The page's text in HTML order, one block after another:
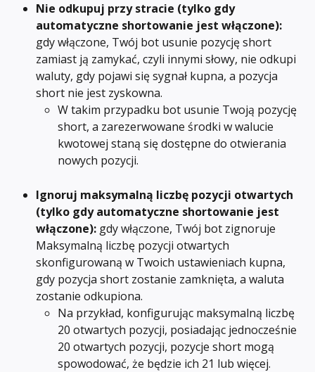
Nie odkupuj przy stracie (tylko gdy
automatyczne shortowanie jest włączone):
gdy włączone, Twój bot usunie pozycję short
zamiast ją zamykać, czyli innymi słowy, nie odkupi
waluty, gdy pojawi się sygnał kupna, a pozycja
short nie jest zyskowna.
W takim przypadku bot usunie Twoją pozycję
short, a zarezerwowane środki w walucie
kwotowej staną się dostępne do otwierania
nowych pozycji.
Ignoruj maksymalną liczbę pozycji otwartych
(tylko gdy automatyczne shortowanie jest
włączone): gdy włączone, Twój bot zignoruje
Maksymalną liczbę pozycji otwartych
skonfigurowaną w Twoich ustawieniach kupna,
gdy pozycja short zostanie zamknięta, a waluta
zostanie odkupiona.
Na przykład, konfigurując maksymalną liczbę
20 otwartych pozycji, posiadając jednocześnie
20 otwartych pozycji, pozycje short mogą
spowodować, że będzie ich 21 lub więcej.